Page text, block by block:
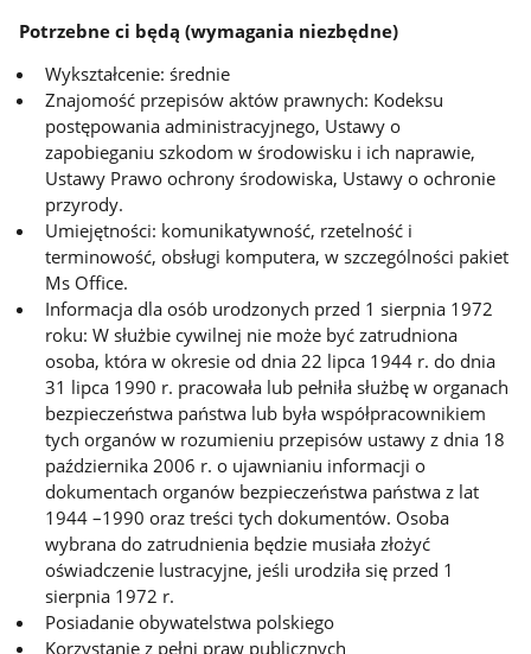
Potrzebne ci będą (wymagania niezbędne)
Wykształcenie: średnie
Znajomość przepisów aktów prawnych: Kodeksu
postępowania administracyjnego, Ustawy o
zapobieganiu szkodom w środowisku i ich naprawie,
Ustawy Prawo ochrony środowiska, Ustawy o ochronie
przyrody.
Umiejętności: komunikatywność, rzetelność i
terminowość, obsługi komputera, w szczególności pakiet
Ms Office.
Informacja dla osób urodzonych przed 1 sierpnia 1972
roku: W służbie cywilnej nie może być zatrudniona
osoba, która w okresie od dnia 22 lipca 1944 r. do dnia
31 lipca 1990 r. pracowała lub pełniła służbę w organach
bezpieczeństwa państwa lub była współpracownikiem
tych organów w rozumieniu przepisów ustawy z dnia 18
października 2006 r. o ujawnianiu informacji o
dokumentach organów bezpieczeństwa państwa z lat
1944 –1990 oraz treści tych dokumentów. Osoba
wybrana do zatrudnienia będzie musiała złożyć
oświadczenie lustracyjne, jeśli urodziła się przed 1
sierpnia 1972 r.
Posiadanie obywatelstwa polskiego
Korzystanie z pełni praw publicznych